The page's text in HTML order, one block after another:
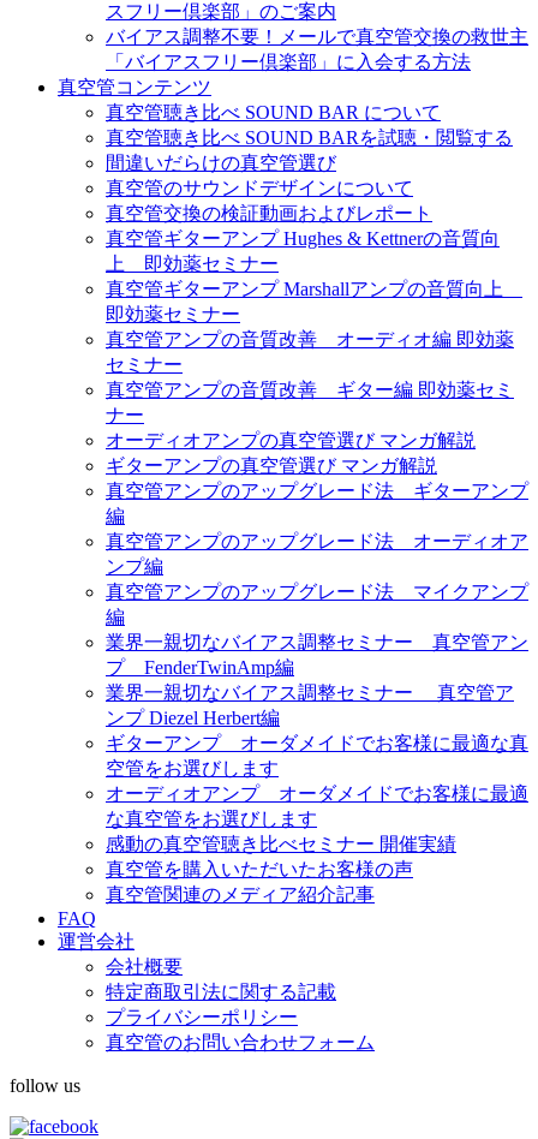
スフリー倶楽部」のご案内
バイアス調整不要！メールで真空管交換の救世主
「バイアスフリー倶楽部」に入会する方法
真空管コンテンツ
真空管聴き比べ SOUND BAR について
真空管聴き比べ SOUND BARを試聴・閲覧する
間違いだらけの真空管選び
真空管のサウンドデザインについて
真空管交換の検証動画およびレポート
真空管ギターアンプ Hughes & Kettnerの音質向
上 即効薬セミナー
真空管ギターアンプ Marshallアンプの音質向上
即効薬セミナー
真空管アンプの音質改善 オーディオ編 即効薬
セミナー
真空管アンプの音質改善 ギター編 即効薬セミ
ナー
オーディオアンプの真空管選び マンガ解説
ギターアンプの真空管選び マンガ解説
真空管アンプのアップグレード法 ギターアンプ
編
真空管アンプのアップグレード法 オーディオア
ンプ編
真空管アンプのアップグレード法 マイクアンプ
編
業界一親切なバイアス調整セミナー 真空管アン
プ FenderTwinAmp編
業界一親切なバイアス調整セミナー 真空管ア
ンプ Diezel Herbert編
ギターアンプ オーダメイドでお客様に最適な真
空管をお選びします
オーディオアンプ オーダメイドでお客様に最適
な真空管をお選びします
感動の真空管聴き比べセミナー 開催実績
真空管を購入いただいたお客様の声
真空管関連のメディア紹介記事
FAQ
運営会社
会社概要
特定商取引法に関する記載
プライバシーポリシー
真空管のお問い合わせフォーム
follow us